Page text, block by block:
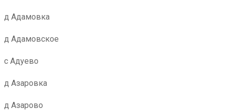
д Адамовка
д Адамовское
с Адуево
д Азаровка
д Азарово